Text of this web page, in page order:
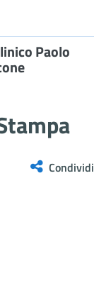
Paolo
Condividi